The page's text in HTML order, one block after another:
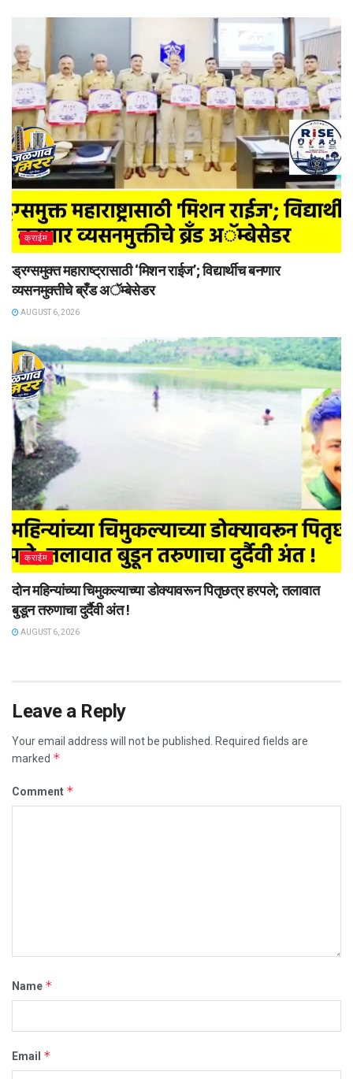
क्राईम
ड्रग्समुक्त महाराष्ट्रासाठी ‘मिशन राईज’; विद्यार्थीच बनणार
व्यसनमुक्तीचे ब्रँड अॅम्बेसेडर
AUGUST 6, 2026
क्राईम
दोन महिन्यांच्या चिमुकल्याच्या डोक्यावरून पितृछत्र हरपले; तलावात
बुडून तरुणाचा दुर्दैवी अंत !
AUGUST 6, 2026
Leave a Reply
Your email address will not be published.
Required fields are
marked *
Comment *
Name *
Email *